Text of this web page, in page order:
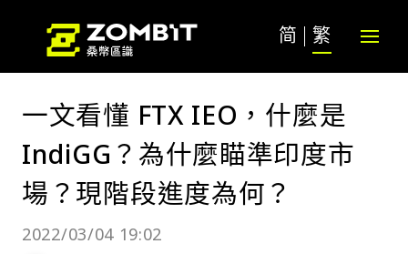
简 繁
一文看懂 FTX IEO，什麼是
IndiGG？為什麼瞄準印度市
場？現階段進度為何？
2022/03/04 19:02